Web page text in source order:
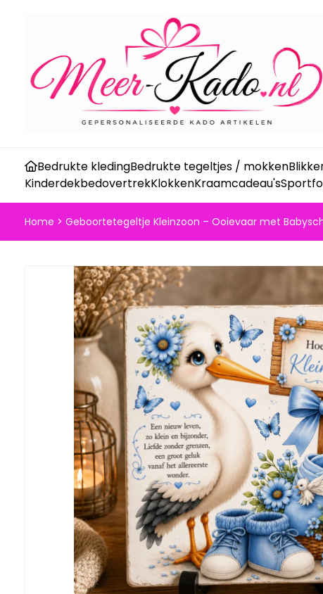
Bedrukte kledingBedrukte tegeltjes / mokken
KinderdekbedovertrekKlokkenKraamcadeau's
Home > Geboortetegeltje Kleinzoon – Ooievaar met